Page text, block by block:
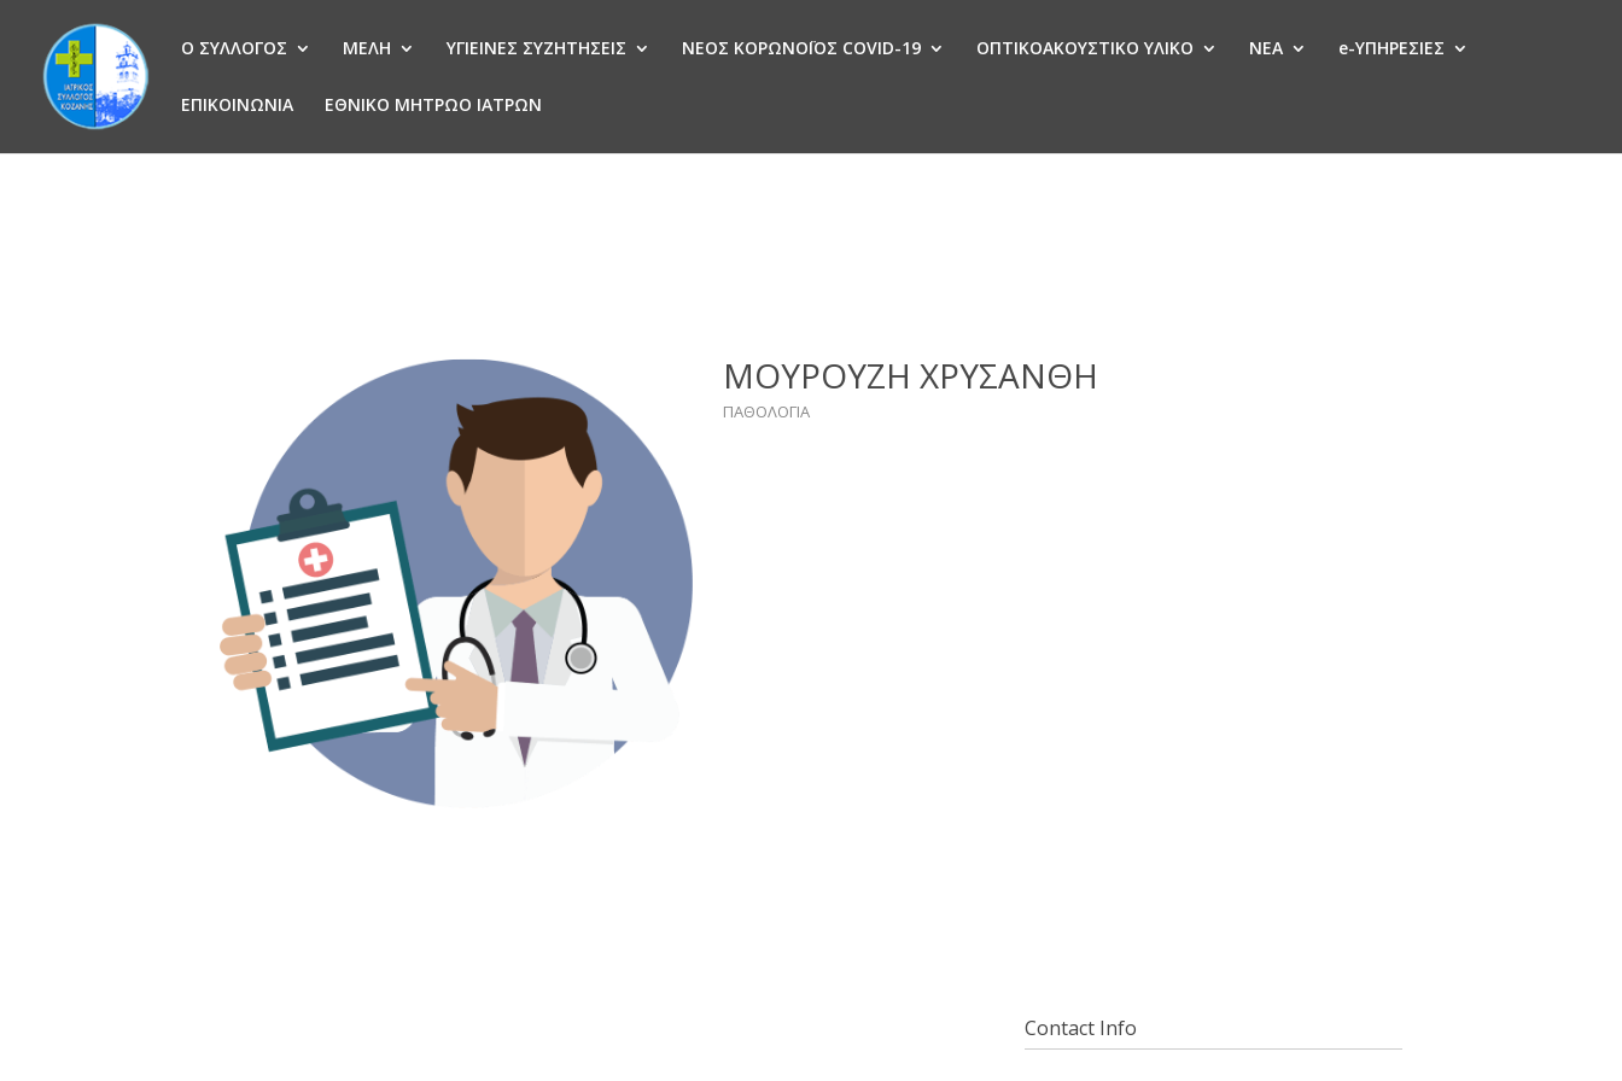
Ο ΣΥΛΛΟΓΟΣ ΜΕΛΗ ΥΓΙΕΙΝΕΣ ΣΥΖΗΤΗΣΕΙΣ ΝΕΟΣ ΚΟΡΩΝΟΪΟΣ COVID-19 ΟΠΤΙΚΟΑΚΟΥΣΤΙΚΟ ΥΛΙΚΟ ΝΕΑ e-ΥΠΗΡΕΣΙΕΣ
ΕΠΙΚΟΙΝΩΝΙΑ ΕΘΝΙΚΟ ΜΗΤΡΩΟ ΙΑΤΡΩΝ
ΜΟΥΡΟΥΖΗ ΧΡΥΣΑΝΘΗ
ΠΑΘΟΛΟΓΙΑ
Contact Info